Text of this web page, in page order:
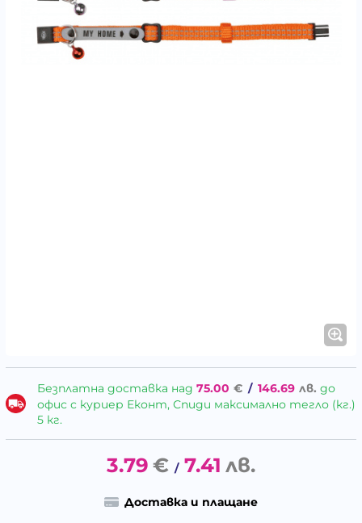
Безплатна доставка над 75.00 € / 146.69 лв. до
офис с куриер Еконт, Спиди максимално тегло (кг.)
5 кг.
3.79 € / 7.41 лв.
Доставка и плащане